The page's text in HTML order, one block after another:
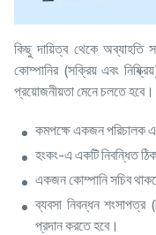
কিছু দায়িত্ব থেকে অব্যাহতি
কোম্পানির (সক্রিয় এবং
প্রয়োজনীয়তা মেনে চলতে হবে।
কমপক্ষে একজন পরিচালক
হংকং-এ একটি নিবন্ধিত
একজন কোম্পানি সচিব
ব্যবসা নিবন্ধন শংসাপত্র
প্রদান করতে হবে।